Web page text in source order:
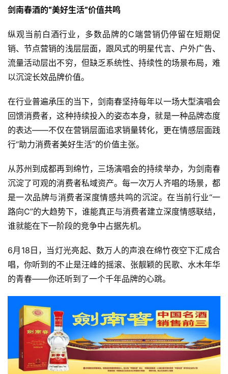
剑南春酒的“美好生活”价值共鸣
纵观当前白酒行业，多数品牌的C端营销仍停留在短期促
销、节点营销的浅层层面，跟风式的明星代言、户外广告、
流量活动层出不穷，但缺乏系统性、持续性的场景布局，难
以沉淀长效品牌价值。
在行业普遍承压的当下，剑南春坚持每年以一场大型演唱会
回馈消费者，这种持续投入的姿态本身，就是一种品牌态度
的表达——不仅在营销层面追求销量转化，更在情感层面践
行“助力消费者美好生活”的价值主张。
从苏州到成都再到绵竹，三场演唱会的持续举办，为剑南春
沉淀了可观的消费者私域资产。每一次万人齐唱的场景，都
是一次品牌与消费者深度情感共鸣的沉淀。在当前行业“一
路向C”的大趋势下，谁能真正与消费者建立深度情感联结，
谁就能在下一阶段的竞争中占据先机。
6月18日，当灯光亮起、数万人的声浪在绵竹夜空下汇成合
唱，你听到的不止是汪峰的摇滚、张靓颖的民歌、水木年华
的青春——你还听到了一个千年品牌的心跳。